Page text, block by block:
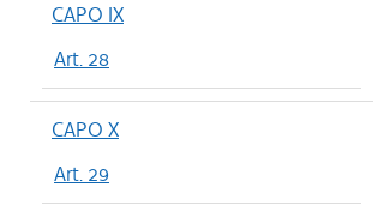
CAPO IX
Art. 28
CAPO X
Art. 29